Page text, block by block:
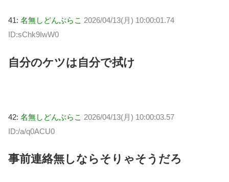
41: 名無しどんぶらこ 2026/04/13(月) 10:00:01.74
ID:sChk9IwW0
自分のケツは自分で拭け
42: 名無しどんぶらこ 2026/04/13(月) 10:00:03.57
ID:/a/q0ACU0
事前連絡無しならそりゃそうだろ